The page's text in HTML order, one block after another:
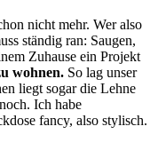
nicht mehr. Wer also
ständig ran: Saugen,
Zuhause ein Projekt
wohnen. So lag unser
liegt sogar die Lehne
Ich habe
fancy, also stylisch.